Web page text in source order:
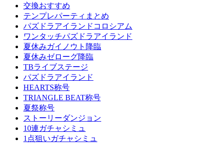
交換おすすめ
テンプレパーティまとめ
パズドラアイランドコロシアム
ワンタッチパズドラアイランド
夏休みガイノウト降臨
夏休みゼローグ降臨
TBライブステージ
パズドラアイランド
HEARTS称号
TRIANGLE BEAT称号
夏祭称号
ストーリーダンジョン
10連ガチャシミュ
1点狙いガチャシミュ